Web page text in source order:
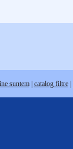
suntem| catalog filtre|